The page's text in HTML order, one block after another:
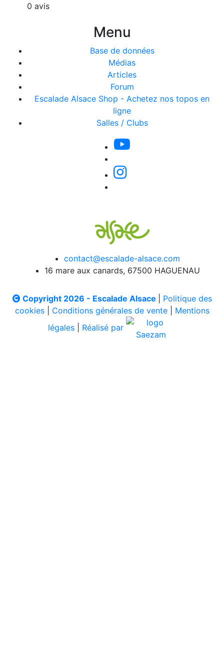
0 avis
Menu
Base de données
Médias
Articles
Forum
Escalade Alsace Shop - Achetez nos topos en
ligne
Salles / Clubs
contact@escalade-alsace.com
16 mare aux canards, 67500 HAGUENAU
Copyright 2026 - Escalade Alsace
Politique des
cookies| Conditions générales de vente| Mentions
légales
Réalisé par